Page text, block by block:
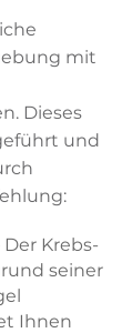
mit
Dieses
und
Krebs-
seiner
Ihnen